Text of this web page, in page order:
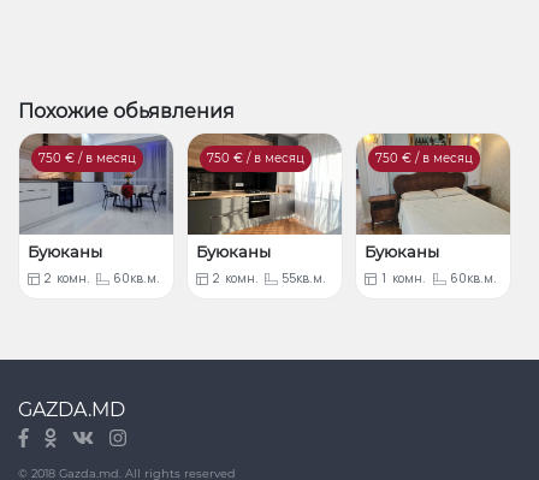
Похожие обьявления
750 € / в месяц
Буюканы
2 комн. 60кв.м.
750 € / в месяц
Буюканы
2 комн. 55кв.м.
750 € / в месяц
Буюканы
1 комн. 60кв.м.
GAZDA.MD
© 2018 Gazda.md. All rights reserved